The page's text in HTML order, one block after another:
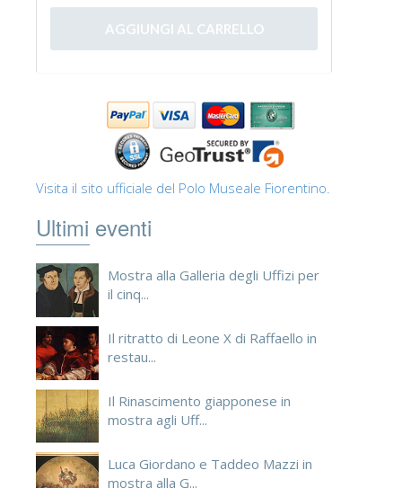
Visita il sito ufficiale del Polo Museale Fiorentino.
Ultimi eventi
Mostra alla Galleria degli Uffizi per
il cinq...
Il ritratto di Leone X di Raffaello in
restau...
Il Rinascimento giapponese in
mostra agli Uff...
Luca Giordano e Taddeo Mazzi in
mostra alla G...